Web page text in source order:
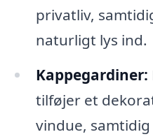
privatliv,
naturligt lys ind.
Kappegardiner:
tilføjer et
vindue,